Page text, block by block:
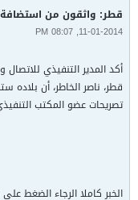
قطر: واثقون من استضافة
11-01-2014, 08:07 PM
أكد المدير التنفيذي
تصريحات عضو المكتب
الخبر كاملا الرجاء الضغط على